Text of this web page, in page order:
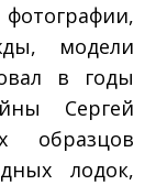
модели
в годы
Сергей
образцов
лодок,